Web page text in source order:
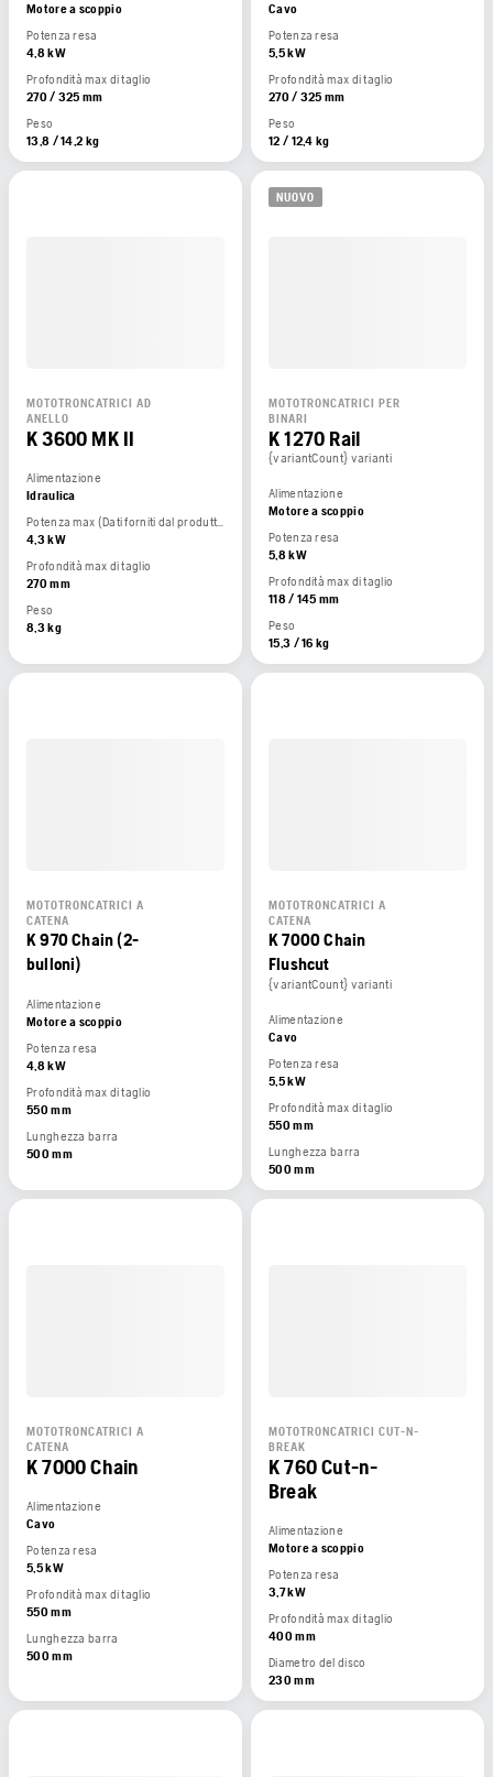
Motore a scoppio
Potenza resa
4,8 kW
Profondità max di taglio
270 / 325 mm
Peso
13,8 / 14,2 kg
Cavo
Potenza resa
5,5 kW
Profondità max di taglio
270 / 325 mm
Peso
12 / 12,4 kg
MOTOTRONCATRICI AD
ANELLO
K 3600 MK II
Alimentazione
Idraulica
Potenza max (Dati forniti dal produttore del motore)
4,3 kW
Profondità max di taglio
270 mm
Peso
8,3 kg
NUOVO
MOTOTRONCATRICI PER
BINARI
K 1270 Rail
{variantCount} varianti
Alimentazione
Motore a scoppio
Potenza resa
5,8 kW
Profondità max di taglio
118 / 145 mm
Peso
15,3 / 16 kg
MOTOTRONCATRICI A
CATENA
K 970 Chain (2-
bulloni)
Alimentazione
Motore a scoppio
Potenza resa
4,8 kW
Profondità max di taglio
550 mm
Lunghezza barra
500 mm
MOTOTRONCATRICI A
CATENA
K 7000 Chain
Flushcut
{variantCount} varianti
Alimentazione
Cavo
Potenza resa
5,5 kW
Profondità max di taglio
550 mm
Lunghezza barra
500 mm
MOTOTRONCATRICI A
CATENA
K 7000 Chain
Alimentazione
Cavo
Potenza resa
5,5 kW
Profondità max di taglio
550 mm
Lunghezza barra
500 mm
MOTOTRONCATRICI CUT-N-
BREAK
K 760 Cut-n-
Break
Alimentazione
Motore a scoppio
Potenza resa
3,7 kW
Profondità max di taglio
400 mm
Diametro del disco
230 mm